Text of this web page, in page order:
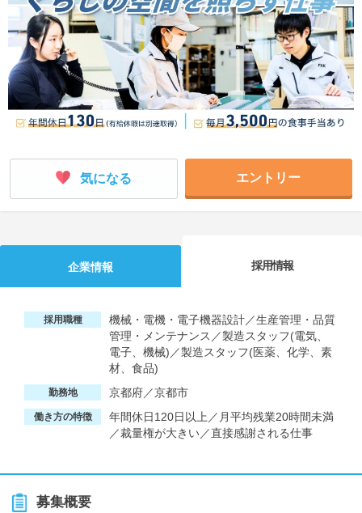
就活時事ニュースを更新 不明点があればこちら
気になる エントリー
企業情報 採用情報
採用職種
機械・電機・電子機器設計／生産管理・品質
管理・メンテナンス／製造スタッフ(電気、
電子、機械)／製造スタッフ(医薬、化学、素
材、食品)
勤務地 京都府／京都市
働き方の特徴
年間休日120日以上／月平均残業20時間未満
／裁量権が大きい／直接感謝される仕事
募集概要